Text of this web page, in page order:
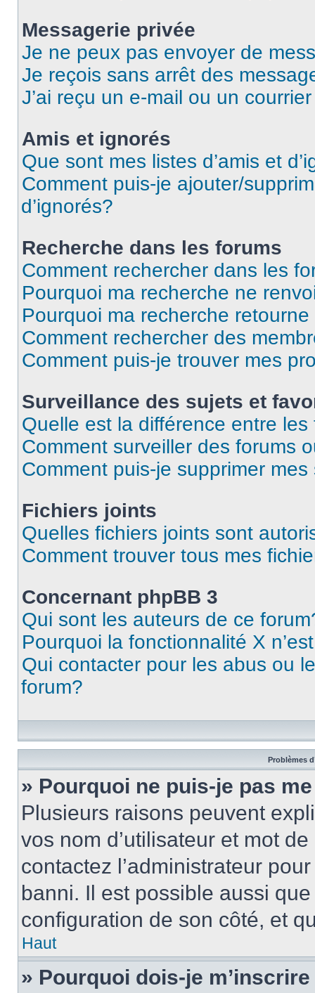
Messagerie privée
Je ne peux pas envoyer de
Je reçois sans arrêt des
J’ai reçu un e-mail ou un
Amis et ignorés
Que sont mes listes d’amis et
Comment puis-je ajouter/
d’ignorés?
Recherche dans les forums
Comment rechercher dans les
Pourquoi ma recherche ne
Pourquoi ma recherche
Comment rechercher des
Comment puis-je trouver mes
Surveillance des sujets et
Quelle est la différence entre
Comment surveiller des forums
Comment puis-je supprimer
Fichiers joints
Quelles fichiers joints sont
Comment trouver tous mes
Concernant phpBB 3
Qui sont les auteurs de ce
Pourquoi la fonctionnalité X
Qui contacter pour les abus ou
forum?
Problèmes
» Pourquoi ne puis-je pas
Plusieurs raisons peuvent
vos nom d’utilisateur et mot
contactez l’administrateur
banni. Il est possible aussi
configuration de son côté, et
Haut
» Pourquoi dois-je